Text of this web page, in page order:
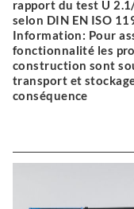
rapport du test U
selon DIN EN ISO
Information: Pour
fonctionnalité les
construction sont
transport et
conséquence